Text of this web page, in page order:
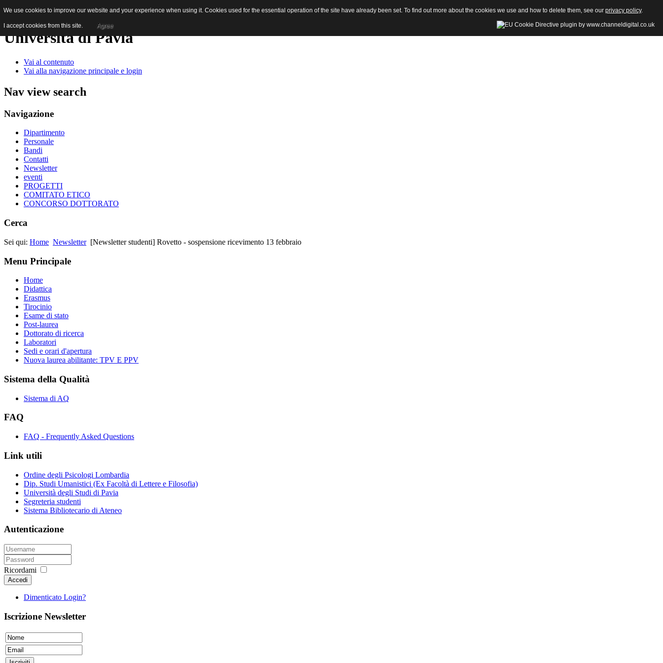
sito della Sezione di Psicologia-
Università di Pavia
Vai al contenuto
Vai alla navigazione principale e login
Nav view search
Navigazione
Dipartimento
Personale
Bandi
Contatti
Newsletter
eventi
PROGETTI
COMITATO ETICO
CONCORSO DOTTORATO
Cerca
Sei qui: Home Newsletter [Newsletter studenti] Rovetto - sospensione ricevimento 13 febbraio
Menu Principale
Home
Didattica
Erasmus
Tirocinio
Esame di stato
Post-laurea
Dottorato di ricerca
Laboratori
Sedi e orari d'apertura
Nuova laurea abilitante: TPV E PPV
Sistema della Qualità
Sistema di AQ
FAQ
FAQ - Frequently Asked Questions
Link utili
Ordine degli Psicologi Lombardia
Dip. Studi Umanistici (Ex Facoltà di Lettere e Filosofia)
Università degli Studi di Pavia
Segreteria studenti
Sistema Bibliotecario di Ateneo
Autenticazione
Ricordami
Accedi
Dimenticato Login?
Iscrizione Newsletter
We use cookies to improve our website and your experience when using it. Cookies used for the essential operation of the site have already been set. To find out more about the cookies we use and how to delete them, see our privacy policy.
I accept cookies from this site. Agree